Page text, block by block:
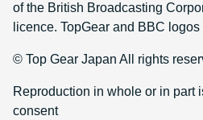
of the British Broadcasting
licence. TopGear and BBC
© Top Gear Japan All rights
Reproduction in whole or in part
consent